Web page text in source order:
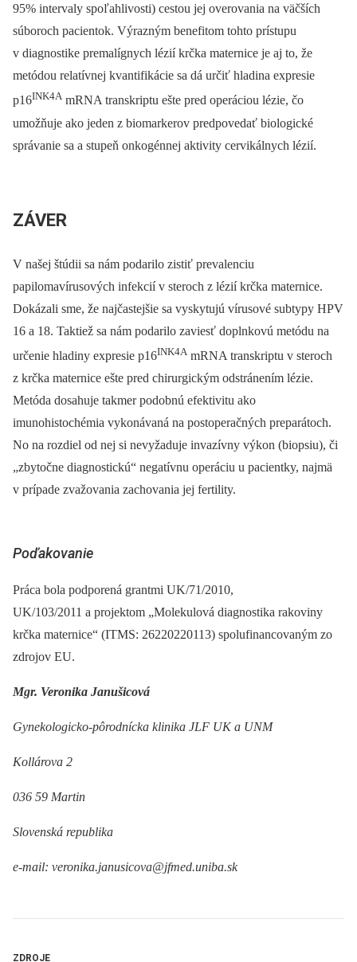
95% intervaly spoľahlivosti) cestou jej overovania na väčších
súboroch pacientok. Výrazným benefitom tohto prístupu
v diagnostike premalígnych lézií krčka maternice je aj to, že
metódou relatívnej kvantifikácie sa dá určiť hladina expresie
p16INK4A mRNA transkriptu ešte pred operáciou lézie, čo
umožňuje ako jeden z biomarkerov predpovedať biologické
správanie sa a stupeň onkogénnej aktivity cervikálnych lézií.
ZÁVER
V našej štúdii sa nám podarilo zistiť prevalenciu
papilomavírusových infekcií v steroch z lézií krčka maternice.
Dokázali sme, že najčastejšie sa vyskytujú vírusové subtypy HPV
16 a 18. Taktiež sa nám podarilo zaviesť doplnkovú metódu na
určenie hladiny expresie p16INK4A mRNA transkriptu v steroch
z krčka maternice ešte pred chirurgickým odstránením lézie.
Metóda dosahuje takmer podobnú efektivitu ako
imunohistochémia vykonávaná na postoperačných preparátoch.
No na rozdiel od nej si nevyžaduje invazívny výkon (biopsiu), či
„zbytočne diagnostickú“ negatívnu operáciu u pacientky, najmä
v prípade zvažovania zachovania jej fertility.
Poďakovanie
Práca bola podporená grantmi UK/71/2010,
UK/103/2011 a projektom „Molekulová diagnostika rakoviny
krčka maternice“ (ITMS: 26220220113) spolufinancovaným zo
zdrojov EU.
Mgr. Veronika Janušicová
Gynekologicko-pôrodnícka klinika JLF UK a UNM
Kollárova 2
036 59 Martin
Slovenská republika
e-mail: veronika.janusicova@jfmed.uniba.sk
ZDROJE